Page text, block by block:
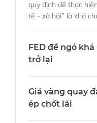
quy định để thực
tế - xã hội” là khá
FED để ngỏ
trở lại
Giá vàng quay
ép chốt lãi